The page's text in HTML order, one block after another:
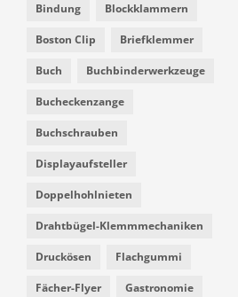
Bindung Blockklammern
Boston Clip Briefklemmer
Buch Buchbinderwerkzeuge
Bucheckenzange
Buchschrauben
Displayaufsteller
Doppelhohlnieten
Drahtbügel-Klemmmechaniken
Druckösen Flachgummi
Fächer-Flyer Gastronomie